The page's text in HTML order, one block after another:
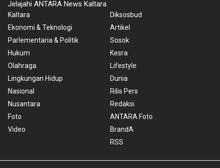
Jelajahi ANTARA News Kaltara
Kaltara
Ekonomi & Teknologi
Parlementaria & Politik
Hukum
Olahraga
Lingkungan Hidup
Nasional
Nusantara
Foto
Video
Diksosbud
Artikel
Sosok
Kesra
Lifestyle
Dunia
Rilis Pers
Redaksi
ANTARA Foto
BrandA
RSS